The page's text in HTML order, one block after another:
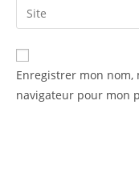
Enregistrer mon
navigateur pour mon